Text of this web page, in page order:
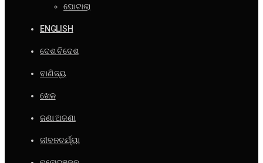
ଘୋଟାଲା
ENGLISH
ଦେଶ ବିଦେଶ
ବାଣିଜ୍ୟ
ଖେଳ
ଜଣା ଅଜଣା
ଜୀବନଚର୍ଯ୍ୟା